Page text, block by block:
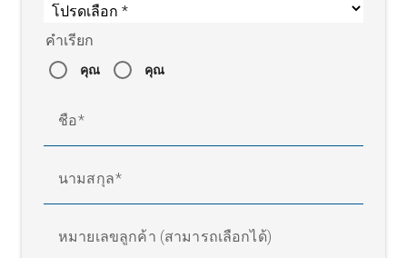
คำเรียก
คุณ คุณ
ชื่อ
นามสกุล
หมายเลขลูกค้า (สามารถเลือกได้)